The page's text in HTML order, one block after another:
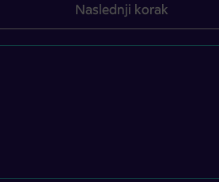
Naslednji korak